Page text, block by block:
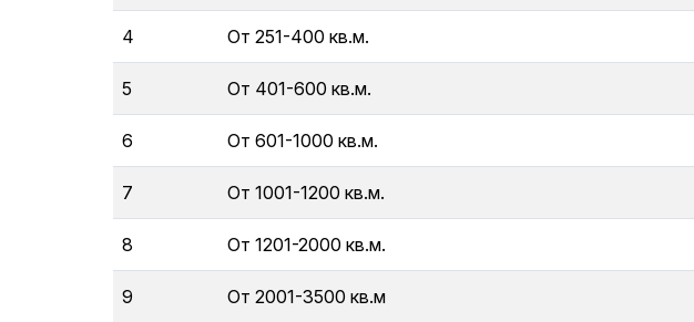
4 От 251-400 кв.м.
5 От 401-600 кв.м.
6 От 601-1000 кв.м.
7 От 1001-1200 кв.м.
8 От 1201-2000 кв.м.
9 От 2001-3500 кв.м